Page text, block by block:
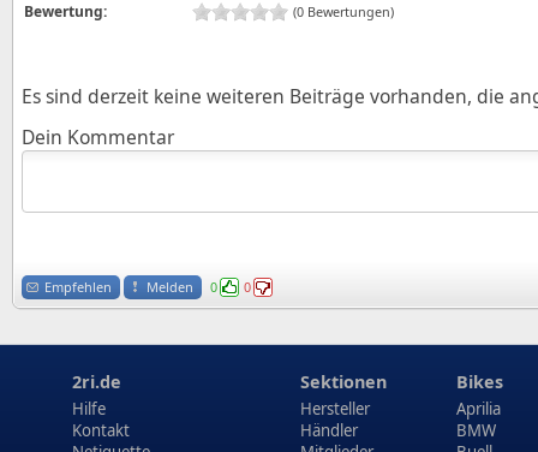
Bewertung:
(0 Bewertungen)
Es sind derzeit keine weiteren Beiträge vorhanden, die
Dein Kommentar
Empfehlen Melden 0 0
2ri.de
Hilfe
Kontakt
Sektionen
Hersteller
Händler
Bikes
Aprilia
BMW